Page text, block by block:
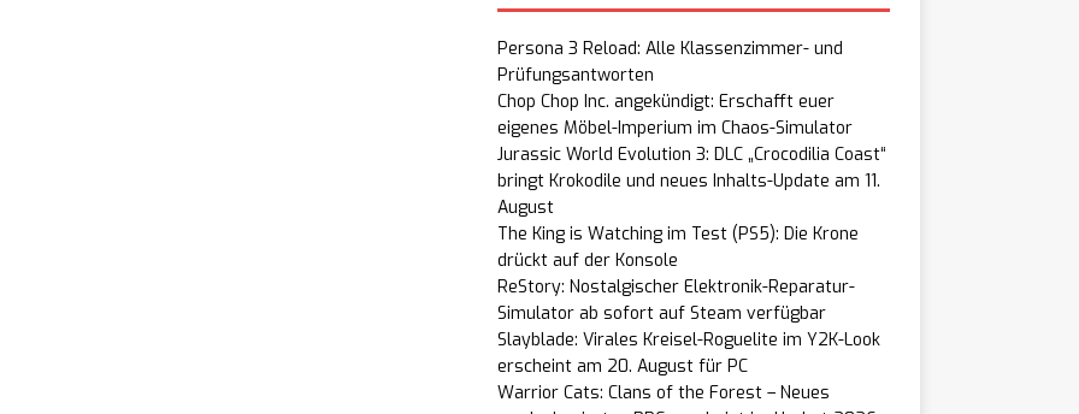
Persona 3 Reload: Alle Klassenzimmer- und
Prüfungsantworten
Chop Chop Inc. angekündigt: Erschafft euer
eigenes Möbel-Imperium im Chaos-Simulator
Jurassic World Evolution 3: DLC „Crocodilia Coast“
bringt Krokodile und neues Inhalts-Update am 11.
August
The King is Watching im Test (PS5): Die Krone
drückt auf der Konsole
ReStory: Nostalgischer Elektronik-Reparatur-
Simulator ab sofort auf Steam verfügbar
Slayblade: Virales Kreisel-Roguelite im Y2K-Look
erscheint am 20. August für PC
Warrior Cats: Clans of the Forest – Neues